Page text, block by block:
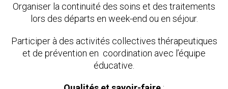
Organiser la continuité des soins et des traitements
lors des départs en week-end ou en séjour.
Participer à des activités collectives thérapeutiques
et de prévention en coordination avec l’équipe
éducative.